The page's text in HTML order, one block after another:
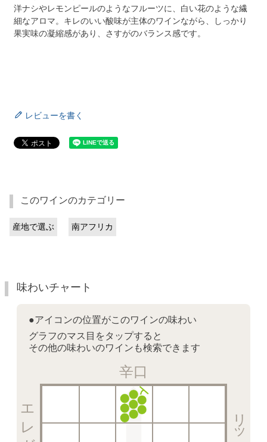
洋ナシやレモンピールのようなフルーツに、白い花のような繊
細なアロマ。キレのいい酸味が主体のワインながら、しっかり
果実味の凝縮感があり、さすがのバランス感です。
レビューを書く
このワインのカテゴリー
産地で選ぶ 南アフリカ
味わいチャート
●アイコンの位置がこのワインの味わい
グラフのマス目をタップすると
その他の味わいのワインも検索できます
辛口